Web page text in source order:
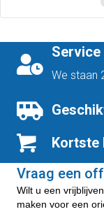
We staan
Kortste
Vraag een
Wilt u een
maken voor een